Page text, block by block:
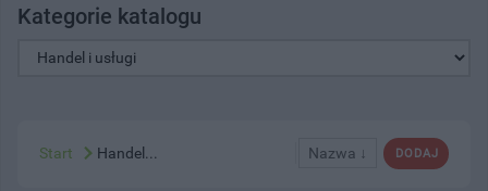
Kategorie katalogu
DODAJ
Nazwa ↓
Start Handel...